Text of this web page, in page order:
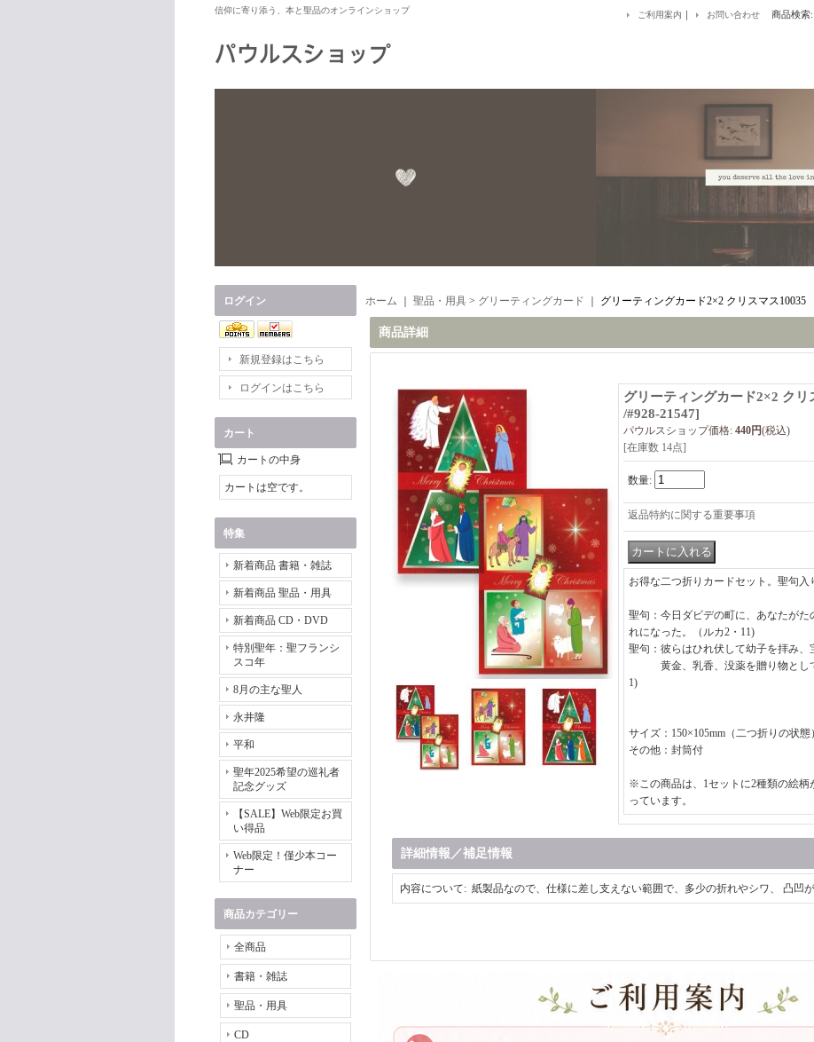
信仰に寄り添う、本と聖品のオンラインショップ ご利用案内 ｜ お問い合わせ 商品検索:
ログイン
新規登録はこちら
ログインはこちら
カート
カートの中身
カートは空です。
特集
新着商品 書籍・雑誌
新着商品 聖品・用具
新着商品 CD・DVD
特別聖年：聖フランシ
スコ年
8月の主な聖人
永井隆
平和
聖年2025希望の巡礼者
記念グッズ
【SALE】Web限定お買
い得品
Web限定！僅少本コー
ナー
商品カテゴリー
全商品
書籍・雑誌
聖品・用具
CD
ホーム 聖品・用具 > グリーティングカード グリーティングカード2×2 クリスマス10035
商品詳細
グリーティングカード2×2 クリ
/#928-21547]
パウルスショップ価格: 440円(税込)
[在庫数 14点]
数量:
返品特約に関する重要事項
お得な二つ折りカードセット。聖句入
聖句：今日ダビデの町に、あなたがた
れになった。（ルカ2・11)
聖句：彼らはひれ伏して幼子を拝み、
黄金、乳香、没薬を贈り物として
1)
サイズ：150×105mm（二つ折りの状態）
その他：封筒付
※この商品は、1セットに2種類の絵柄
っています。
詳細情報／補足情報
内容について: 紙製品なので、仕様に差し支えない範囲で、多少の折れやシワ、 凸凹